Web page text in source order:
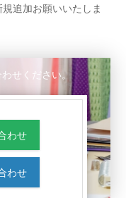
追加お願いいたしま
せください。
わせ
わせ